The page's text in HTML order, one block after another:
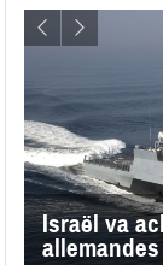
Israël va